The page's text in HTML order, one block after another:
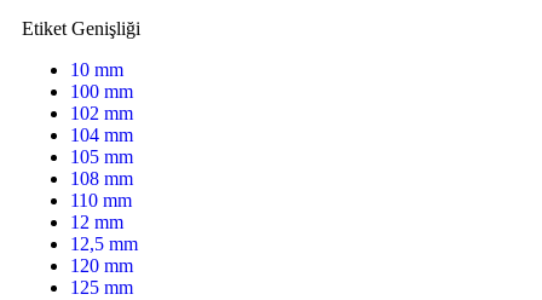
Etiket Genişliği
10 mm
100 mm
102 mm
104 mm
105 mm
108 mm
110 mm
12 mm
12,5 mm
120 mm
125 mm